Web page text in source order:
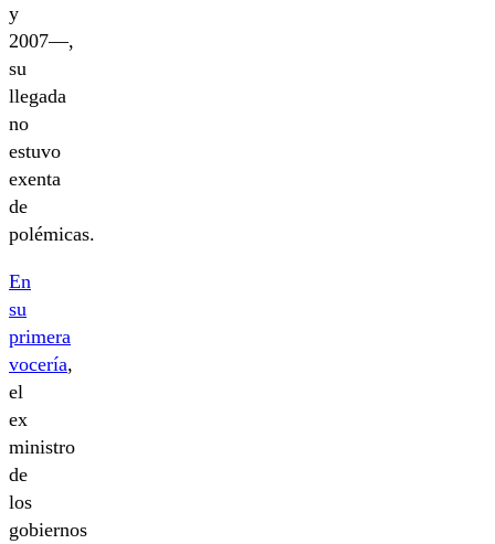
y
2007―,
su
llegada
no
estuvo
exenta
de
polémicas.
En
su
primera
vocería,
el
ex
ministro
de
los
gobiernos